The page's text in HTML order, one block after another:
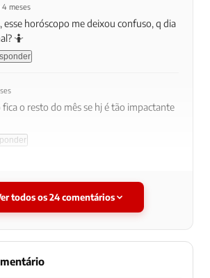
4 meses
esse horóscopo me deixou confuso, q dia
🤷
fica o resto do mês se hj é tão impactante
negócio de horóscopo e como ele pode
meu dia! 💖
4 meses
todos os 24 comentários